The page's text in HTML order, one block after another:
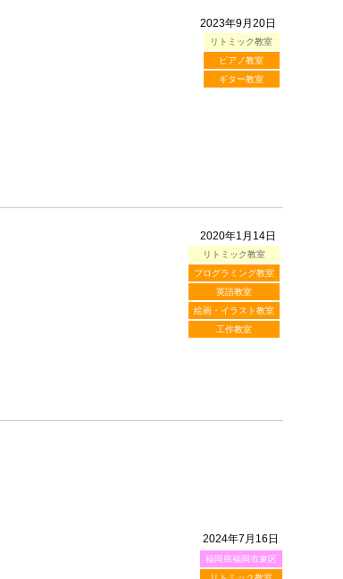
2023年9月20日
リトミック教室
ピアノ教室
ギター教室
2020年1月14日
リトミック教室
プログラミング教室
英語教室
絵画・イラスト教室
工作教室
2024年7月16日
福岡県福岡市東区